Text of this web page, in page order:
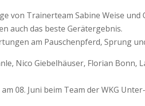
von Trainerteam Sabine Weise und
auch das beste Gerätergebnis.
am Pauschenpferd, Sprung
Nico Giebelhäuser, Florian Bonn,
08. Juni beim Team der WKG